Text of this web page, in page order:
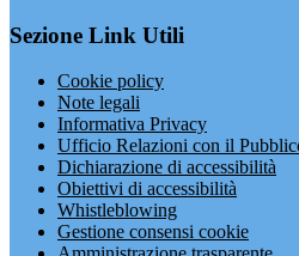
Sezione Link Utili
Cookie policy
Note legali
Informativa Privacy
Ufficio Relazioni con il
Dichiarazione di accessibilità
Obiettivi di accessibilità
Whistleblowing
Gestione consensi cookie